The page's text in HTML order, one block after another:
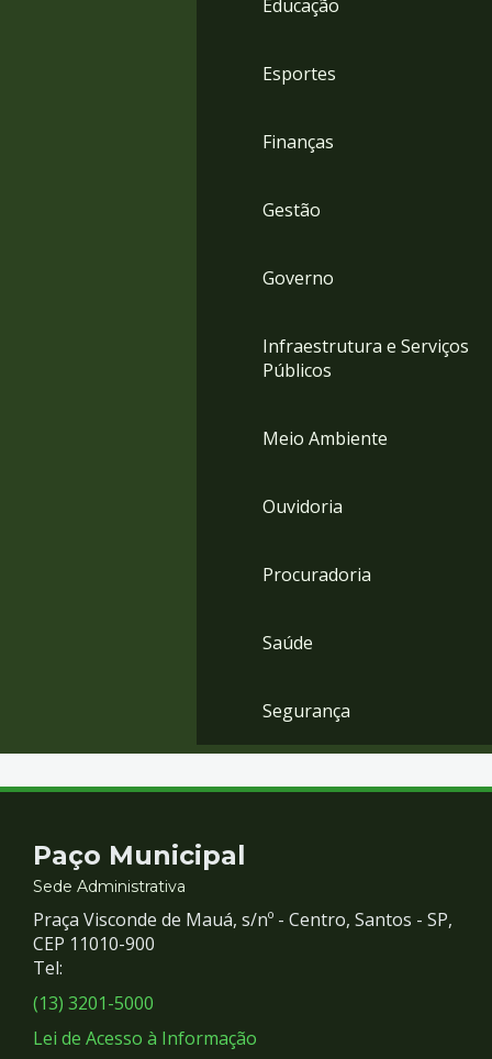
Educação
Esportes
Finanças
Gestão
Governo
Infraestrutura e Serviços
Públicos
Meio Ambiente
Ouvidoria
Procuradoria
Saúde
Segurança
Contato
e
Redes
Sociais
Paço Municipal
Sede Administrativa
Praça Visconde de Mauá, s/nº - Centro, Santos - SP,
CEP 11010-900
Tel:
(13) 3201-5000
Lei de Acesso à Informação